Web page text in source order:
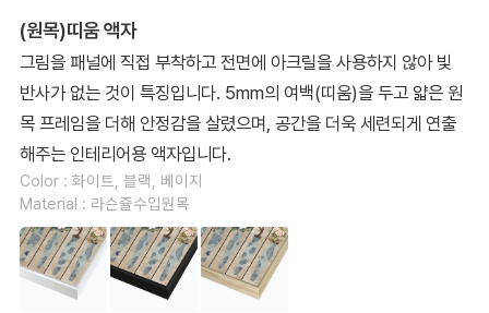
(원목)띠움 액자
그림을 패널에 직접 부착하고 전면에 아크릴을 사용하지 않아 빛
반사가 없는 것이 특징입니다. 5mm의 여백(띠움)을 두고 얇은 원
목 프레임을 더해 안정감을 살렸으며, 공간을 더욱 세련되게 연출
해주는 인테리어용 액자입니다.
Color : 화이트, 블랙, 베이지
Material : 라슨쥴수입원목